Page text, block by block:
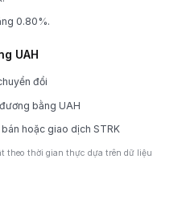
0.80%.
UAH
đổi
bằng UAH
hoặc giao dịch STRK
theo thời gian thực dựa trên dữ liệu